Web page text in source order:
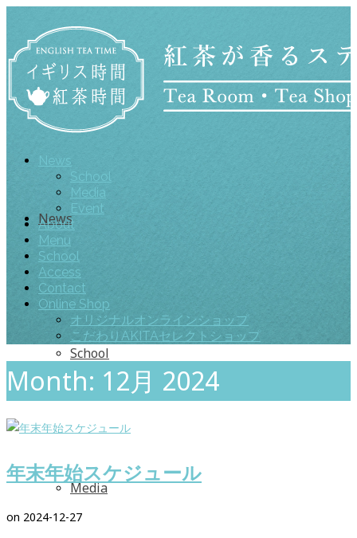
News
School
Media
News
School
Media
Event
About
Menu
School
Access
Contact
Online Shop
オリジナルオンラインショップ
こだわりAKITAセレクトショップ
Month: 12月 2024
年末年始スケジュール
on 2024-12-27